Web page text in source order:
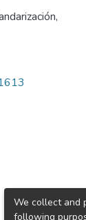
,
We collect and
following